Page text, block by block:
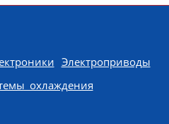
Электроприводы
охлаждения